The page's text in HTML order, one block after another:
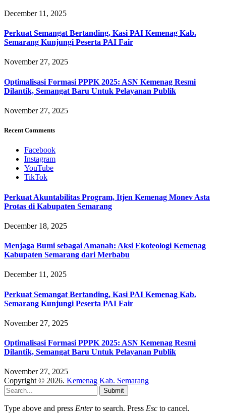
December 11, 2025
Perkuat Semangat Bertanding, Kasi PAI Kemenag Kab.
Semarang Kunjungi Peserta PAI Fair
November 27, 2025
Optimalisasi Formasi PPPK 2025: ASN Kemenag Resmi
Dilantik, Semangat Baru Untuk Pelayanan Publik
November 27, 2025
Recent Comments
Facebook
Instagram
YouTube
TikTok
Perkuat Akuntabilitas Program, Itjen Kemenag Monev Asta
Protas di Kabupaten Semarang
December 18, 2025
Menjaga Bumi sebagai Amanah: Aksi Ekoteologi Kemenag
Kabupaten Semarang dari Merbabu
December 11, 2025
Perkuat Semangat Bertanding, Kasi PAI Kemenag Kab.
Semarang Kunjungi Peserta PAI Fair
November 27, 2025
Optimalisasi Formasi PPPK 2025: ASN Kemenag Resmi
Dilantik, Semangat Baru Untuk Pelayanan Publik
November 27, 2025
Copyright © 2026. Kemenag Kab. Semarang
Submit
Type above and press Enterto search. Press Esc to cancel.